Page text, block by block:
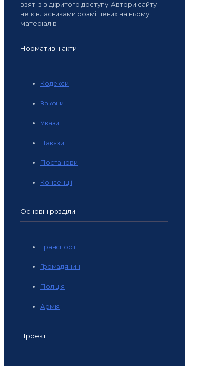
взяті з відкритого доступу. Автори сайту
не є власниками розміщених на ньому
матеріалів.
Нормативні акти
Кодекси
Закони
Укази
Накази
Постанови
Конвенції
Основні розділи
Транспорт
Громадянин
Поліція
Армія
Проект